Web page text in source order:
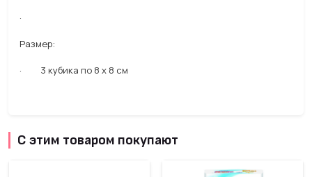
·
Размер:
· 3 кубика по 8 х 8 см
С этим товаром покупают